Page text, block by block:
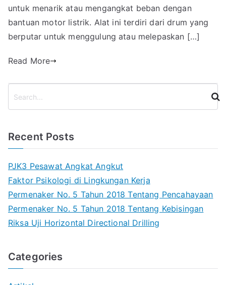
untuk menarik atau mengangkat beban dengan
bantuan motor listrik. Alat ini terdiri dari drum yang
berputar untuk menggulung atau melepaskan […]
Read More
c
Recent Posts
PJK3 Pesawat Angkat Angkut
Faktor Psikologi di Lingkungan Kerja
Permenaker No. 5 Tahun 2018 Tentang Pencahayaan
Permenaker No. 5 Tahun 2018 Tentang Kebisingan
Riksa Uji Horizontal Directional Drilling
Categories